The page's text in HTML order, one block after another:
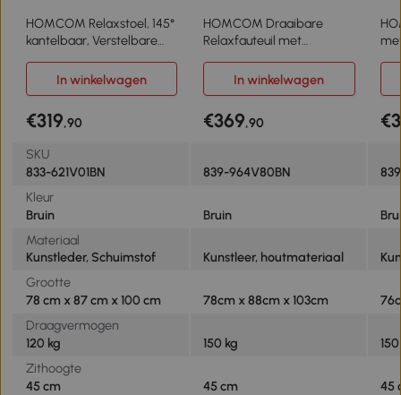
HOMCOM Relaxstoel, 145°
kantelbaar, Verstelbare
360° Draaibaar, tot 120 kg,
Bruin
HOMCOM Draaibare
Relaxfauteuil met
Kunstleer, Bruin
tot
In winkelwagen In winkelwagen
€319,90 €369,90
SKU
833-621V01BN
839-964V80BN
Kleur
Bruin
Bruin
Materiaal
Kunstleder, Schuimstof
Kunstleer, houtmateriaal
Grootte
78 cm x 87 cm x 100 cm
78cm x 88cm x 103cm
Draagvermogen
120 kg
150 kg
Zithoogte
45 cm
45 cm
45